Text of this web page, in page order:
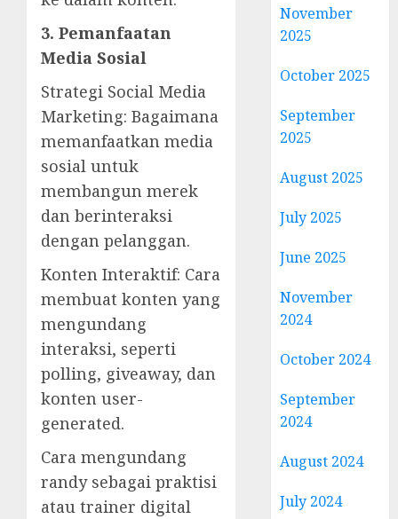
3. Pemanfaatan
Media Sosial
Strategi Social Media
Marketing: Bagaimana
memanfaatkan media
sosial untuk
membangun merek
dan berinteraksi
dengan pelanggan.
Konten Interaktif: Cara
membuat konten yang
mengundang
interaksi, seperti
polling, giveaway, dan
konten user-
generated.
Cara mengundang
randy sebagai praktisi
atau trainer digital
November
2025
October 2025
September
2025
August 2025
July 2025
June 2025
November
2024
October 2024
September
2024
August 2024
July 2024